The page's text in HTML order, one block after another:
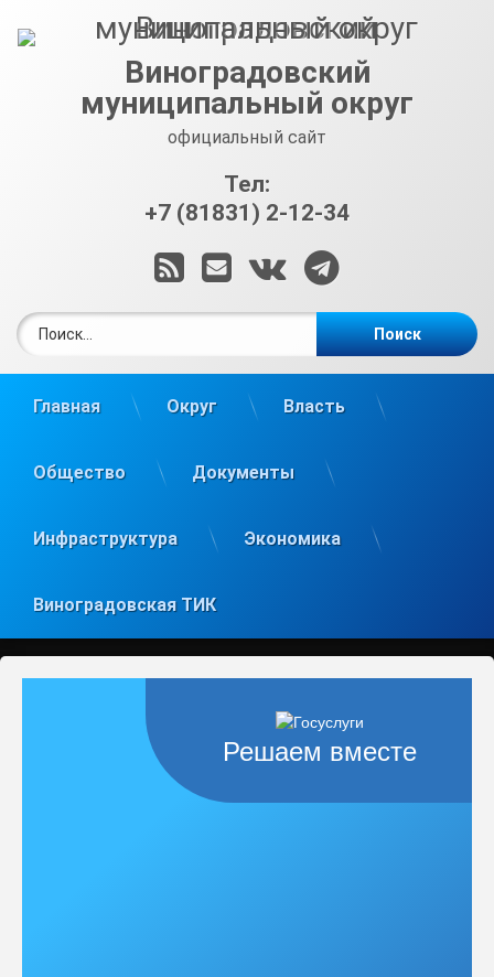
Виноградовский
муниципальный округ
официальный сайт
Тел:
+7 (81831) 2-12-34
RSSE-mailВКонтакте
Telegram
Главная Округ Власть
Общество Документы
Инфраструктура Экономика
Виноградовская ТИК
Решаем вместе